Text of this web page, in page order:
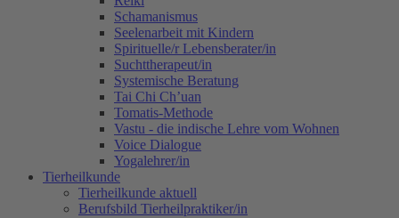
Schamanismus
Seelenarbeit mit Kindern
Spirituelle/r Lebensberater/in
Suchttherapeut/in
Systemische Beratung
Tai Chi Ch’uan
Tomatis-Methode
Vastu - die indische Lehre vom Wohnen
Voice Dialogue
Yogalehrer/in
Tierheilkunde
Tierheilkunde aktuell
Berufsbild Tierheilpraktiker/in